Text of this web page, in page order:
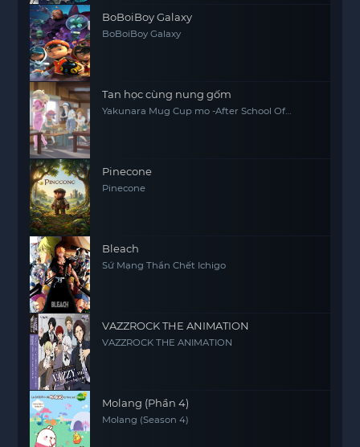
BoBoiBoy Galaxy
BoBoiBoy Galaxy
Tan học cùng nung gốm
Yakunara Mug Cup mo -After School Of
Pinecone
Pinecone
Bleach
Sứ Mạng Thần Chết Ichigo
VAZZROCK THE ANIMATION
VAZZROCK THE ANIMATION
Molang (Phần 4)
Molang (Season 4)